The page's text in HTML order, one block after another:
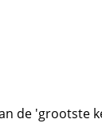
de 'grootste